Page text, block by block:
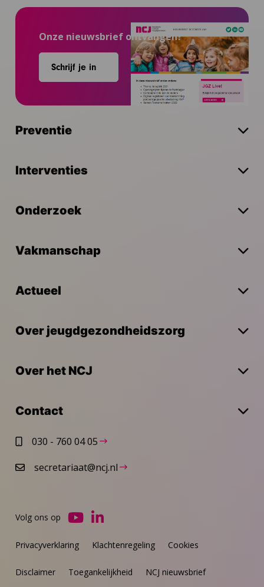
Onze nieuwsbrief ontvangen?
Schrijf je in
Preventie
Interventies
Onderzoek
Vakmanschap
Actueel
Over jeugdgezondheidszorg
Over het NCJ
Contact
030 - 760 04 05
secretariaat@ncj.nl
Privacyverklaring Klachtenregeling Cookies
Disclaimer Toegankelijkheid NCJ nieuwsbrief
Volg ons op
Ga
YouTube
Ga
LinkedIn